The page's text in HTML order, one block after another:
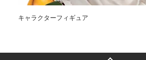
キャラクターフィギュア